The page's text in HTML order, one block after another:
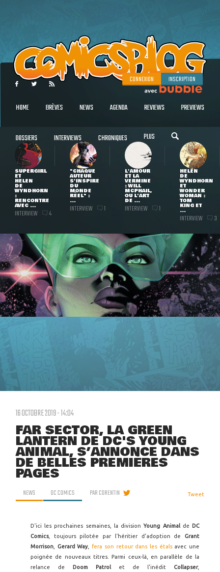
CONNEXION INSCRIPTION
HOME BRÈVES NEWS AGENDA REVIEWS PREVIEWS
DOSSIERS INTERVIEWS CHRONIQUES PLUS
SUPERGIRL
ET
HELEN
DE
WYNDHORN
:
RENCONTRE
AVEC ...
INTERVIEW 4
"CHAQUE
AUTEUR
S'INSPIRE
DU
MONDE
RÉEL" :
...
INTERVIEW 1
L'AMOUR
ET LA
VERMINE
: WILL
MCPHAIL,
OU L'ART
DE ...
INTERVIEW 1
HELEN
DE
WYNDHORN
ET
WONDER
WOMAN :
TOM
KING ET
...
INTERVIEW 3
16 OCTOBRE 2019 - 14:04
FAR SECTOR, LA GREEN
LANTERN DE DC'S YOUNG
ANIMAL, S’ANNONCE DANS
DE BELLES PREMIÈRES
PAGES
NEWS DC COMICS PARCORENTIN Tweet
D'ici les prochaines semaines, la divisionYoung Animalde DC
Comics, toujours pilotée par l'héritier d'adoption de Grant
Morrison
Gerard Way ,fera son retour dans les étalsavec une
poignée de nouveaux titres. Parmi ceux-là, en parallèle de la
relance de Doom Patrol et de l'inédit Collapser,